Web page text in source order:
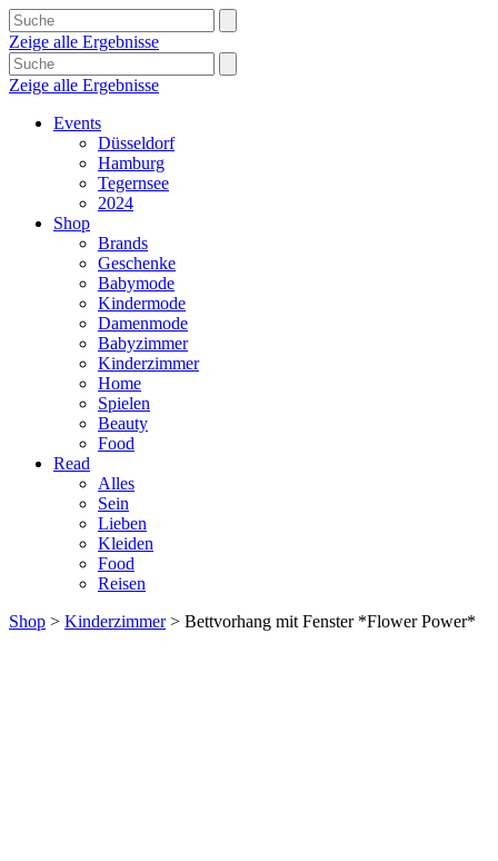
Zeige alle Ergebnisse
Zeige alle Ergebnisse
Events
Düsseldorf
Hamburg
Tegernsee
2024
Shop
Brands
Geschenke
Babymode
Kindermode
Damenmode
Babyzimmer
Kinderzimmer
Home
Spielen
Beauty
Food
Read
Alles
Sein
Lieben
Kleiden
Food
Reisen
Shop > Kinderzimmer> Bettvorhang mit Fenster *Flower Power*